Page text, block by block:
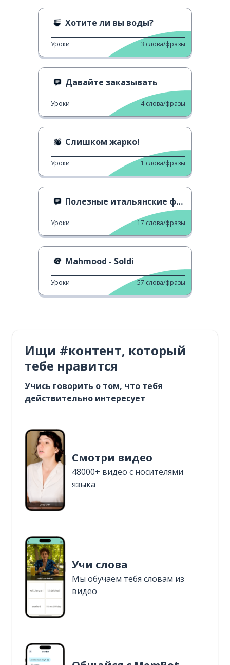
Хотите ли вы воды?
Уроки 3 слова/фразы
Давайте заказывать
Уроки 4 слова/фразы
Слишком жарко!
Уроки 1 слова/фразы
Полезные итальянские фразы
Уроки 17 слова/фразы
Mahmood - Soldi
Уроки 57 слова/фразы
Ищи #контент, который
тебе нравится
Учись говорить о том, что тебя
действительно интересует
Смотри видео
48000+ видео с носителями
языка
Учи слова
Мы обучаем тебя словам из
видео